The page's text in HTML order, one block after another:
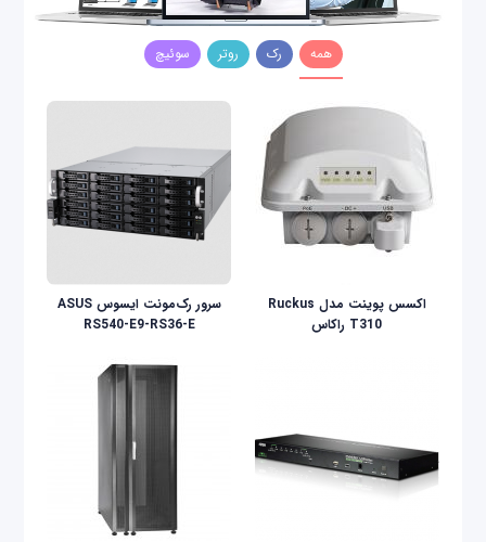
همه رک روتر سوئیچ
اکسس پوینت مدل Ruckus
T310 راکاس
سرور رک‌مونت ایسوس ASUS
RS540-E9-RS36-E